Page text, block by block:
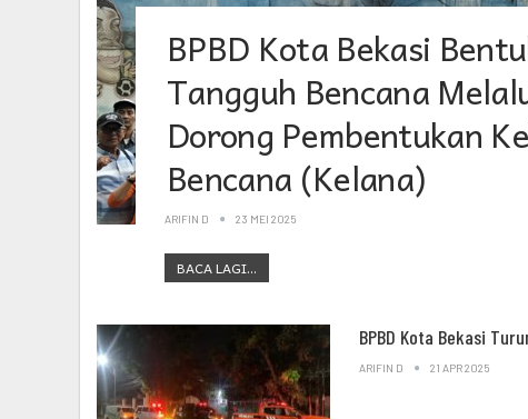
BPBD Kota Bekasi
Tangguh Bencana
Dorong Pembentukan
Bencana (Kelana)
ARIFIN D 23 MEI 2025
BACA LAGI...
BPBD Kota Bekasi
ARIFIN D 21 APR 2025